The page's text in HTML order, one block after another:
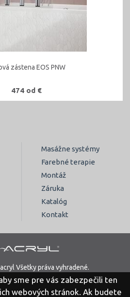
sme pre vás zabezpečili ten
webových stránok. Ak budete
zástena EOS PNW
474 od €
Masážne systémy
Farebné terapie
Montáž
Záruka
Katalóg
Kontakt
Všetky práva vyhradené.
Ochrana osobných údajov